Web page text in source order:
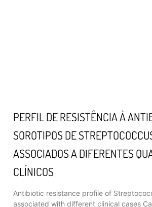
PERFIL DE RESISTÊNCIA À
SOROTIPOS DE
ASSOCIADOS A DIFERENTES
CLÍNICOS
Antibiotic resistance profile of
associated with different clinical cases